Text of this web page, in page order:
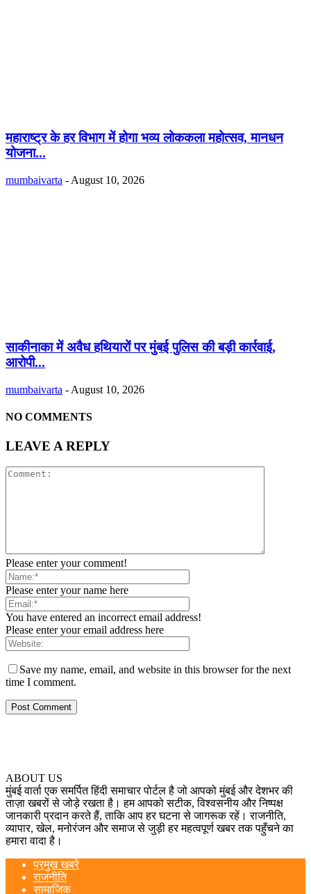
महाराष्ट्र के हर विभाग में होगा भव्य लोककला महोत्सव, मानधन
योजना...
mumbaivarta - August 10, 2026
साकीनाका में अवैध हथियारों पर मुंबई पुलिस की बड़ी कार्रवाई,
आरोपी...
mumbaivarta - August 10, 2026
NO COMMENTS
LEAVE A REPLY
Please enter your comment!
Please enter your name here
You have entered an incorrect email address!
Please enter your email address here
Save my name, email, and website in this browser for the next
time I comment.
ABOUT US
मुंबई वार्ता एक समर्पित हिंदी समाचार पोर्टल है जो आपको मुंबई और देशभर की
ताज़ा खबरों से जोड़े रखता है। हम आपको सटीक, विश्वसनीय और निष्पक्ष
जानकारी प्रदान करते हैं, ताकि आप हर घटना से जागरूक रहें। राजनीति,
व्यापार, खेल, मनोरंजन और समाज से जुड़ी हर महत्वपूर्ण खबर तक पहुँचने का
हमारा वादा है।
प्रमुख खबरे
राजनीति
सामाजिक